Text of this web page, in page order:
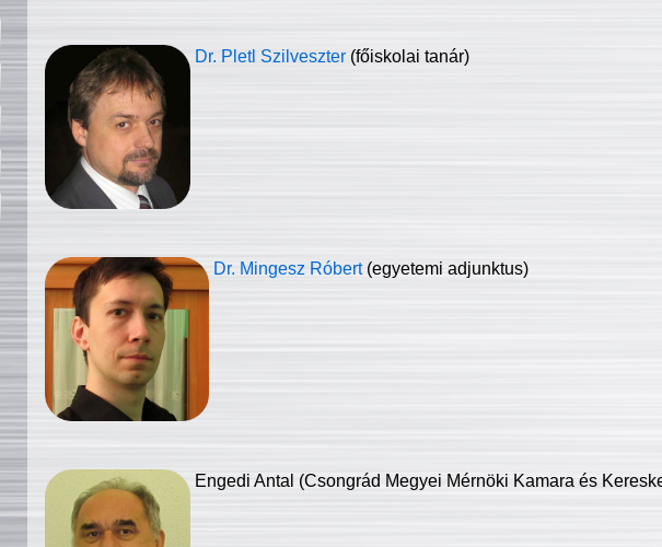
Dr. Pletl Szilveszter (főiskolai tanár)
Dr. Mingesz Róbert (egyetemi adjunktus)
Engedi Antal (Csongrád Megyei Mérnöki Kamara és